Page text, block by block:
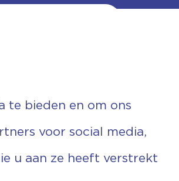
te bieden en om ons
voor social media,
u aan ze heeft verstrekt